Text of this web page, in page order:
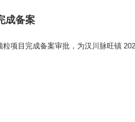
成备案
项目完成备案审批，为汉川脉旺镇